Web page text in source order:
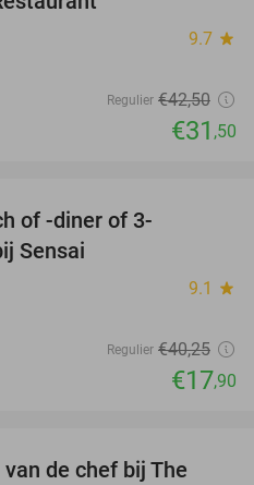
9.7 star
Regulier €42,50
€31 ,50
of -diner of 3-
Sensai
9.1 star
Regulier €40,25
€17,90
de chef bij The